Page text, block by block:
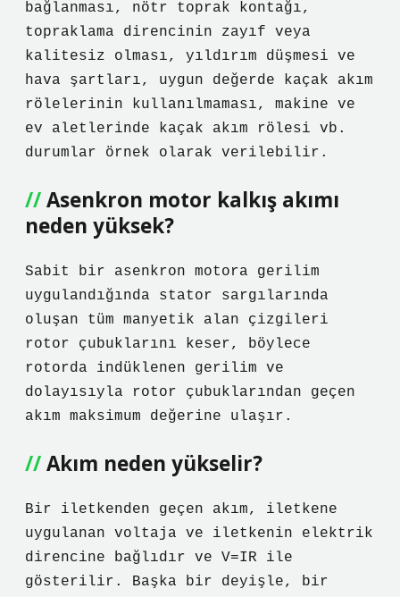
bağlanması, nötr toprak kontağı,
topraklama direncinin zayıf veya
kalitesiz olması, yıldırım düşmesi ve
hava şartları, uygun değerde kaçak akım
rölelerinin kullanılmaması, makine ve
ev aletlerinde kaçak akım rölesi vb.
durumlar örnek olarak verilebilir.
Asenkron motor kalkış akımı
neden yüksek?
Sabit bir asenkron motora gerilim
uygulandığında stator sargılarında
oluşan tüm manyetik alan çizgileri
rotor çubuklarını keser, böylece
rotorda indüklenen gerilim ve
dolayısıyla rotor çubuklarından geçen
akım maksimum değerine ulaşır.
Akım neden yükselir?
Bir iletkenden geçen akım, iletkene
uygulanan voltaja ve iletkenin elektrik
direncine bağlıdır ve V=IR ile
gösterilir. Başka bir deyişle, bir